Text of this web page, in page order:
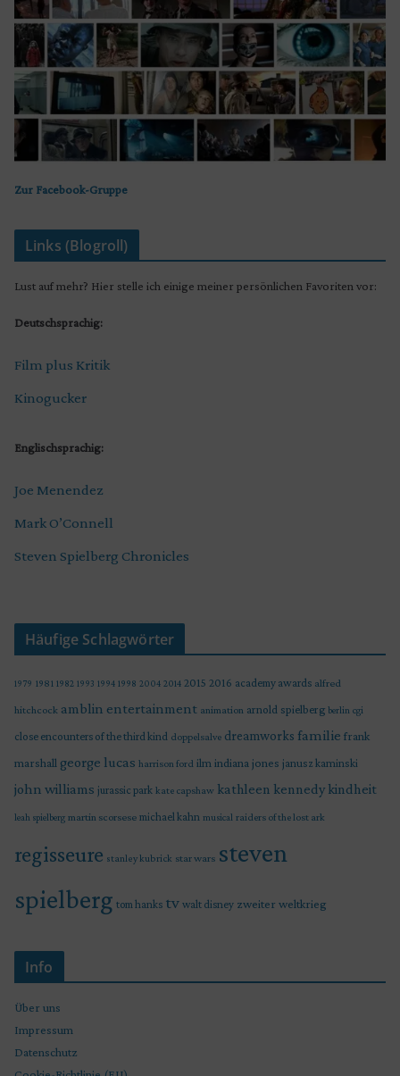
Zur Facebook-Gruppe
Links (Blogroll)
Lust auf mehr? Hier stelle ich einige meiner persönlichen Favoriten vor:
Deutschsprachig:
Film plus Kritik
Kinogucker
Englischsprachig:
Joe Menendez
Mark O’Connell
Steven Spielberg Chronicles
Häufige Schlagwörter
1979 1981 1982 1993 1994 1998 2004 2014 2015 2016 academy awards alfred
hitchcock amblin entertainment animation arnold spielberg berlin cgi
close encounters of the third kind doppelsalve dreamworks familie frank
marshall george lucas harrison ford ilm indiana jones janusz kaminski
john williams jurassic park kate capshaw kathleen kennedy kindheit
leah spielberg martin scorsese michael kahn musical raiders of the lost ark
regisseure stanley kubrick star wars steven
spielberg tom hanks tv walt disney zweiter weltkrieg
Info
Über uns
Impressum
Datenschutz